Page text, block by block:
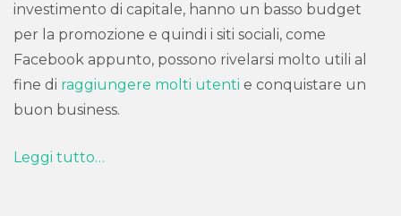
investimento di capitale, hanno un basso budget
per la promozione e quindi i siti sociali, come
Facebook appunto, possono rivelarsi molto utili al
fine di raggiungere molti utenti e conquistare un
buon business.
Leggi tutto…